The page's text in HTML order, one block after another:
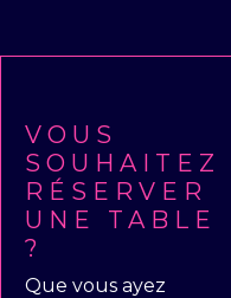
VOUS
SOUHAITEZ
RÉSERVER
UNE TABLE
?
Que vous ayez